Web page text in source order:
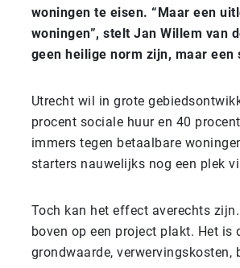
woningen te eisen. “Maar een
woningen”, stelt Jan Willem van
geen heilige norm zijn, maar een
Utrecht wil in grote
procent sociale huur en 40
immers tegen betaalbare
starters nauwelijks nog een plek
Toch kan het effect averechts
boven op een project plakt. Het is
grondwaarde, verwervingskosten,